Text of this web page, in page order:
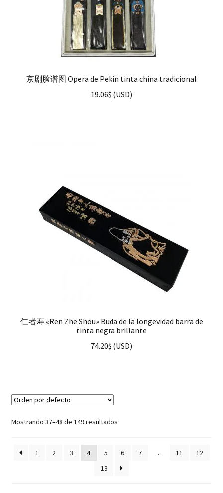
京剧脸谱图 Opera de Pekín tinta china tradicional
19.06$ (USD)
仁者寿 «Ren Zhe Shou» Buda de la longevidad barra de
tinta negra brillante
74.20$ (USD)
Mostrando 37–48 de 149 resultados
1 2 3 4 5 6 7 … 11
12
13